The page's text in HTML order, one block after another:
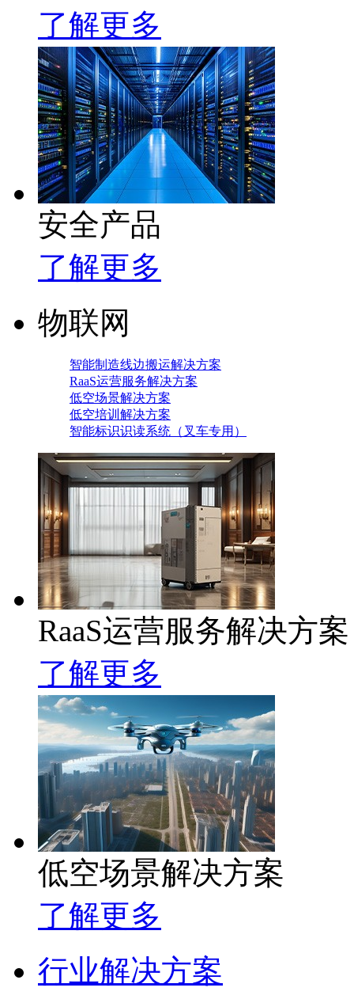
了解更多
安全产品
了解更多
物联网
智能制造线边搬运解决方案
RaaS运营服务解决方案
低空场景解决方案
低空培训解决方案
智能标识识读系统（叉车专用）
RaaS运营服务解决方案
了解更多
低空场景解决方案
了解更多
行业解决方案